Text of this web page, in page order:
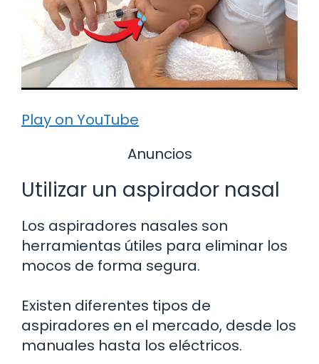
Play on YouTube
Anuncios
Utilizar un aspirador nasal
Los aspiradores nasales son
herramientas útiles para eliminar los
mocos de forma segura.
Existen diferentes tipos de
aspiradores en el mercado, desde los
manuales hasta los eléctricos.